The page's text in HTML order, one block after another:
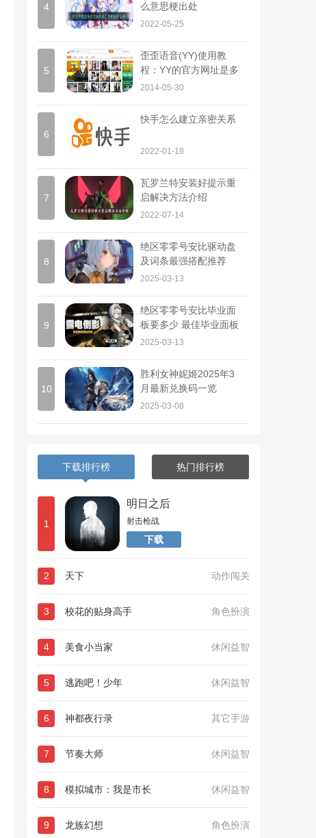
4
么意思梗出处
2022-05-25
5
歪歪语音(YY)使用教
程：YY的官方网址是多
少?
2014-05-30
6
快手怎么建立亲密关系
2022-01-18
7
瓦罗兰特安装好提示重
启解决方法介绍
2022-07-14
8
绝区零零号安比驱动盘
及词条最强搭配推荐
2025-03-13
9
绝区零零号安比毕业面
板要多少 最佳毕业面板
一览
2025-03-13
10
胜利女神妮姬2025年3
月最新兑换码一览
2025-03-08
下载排行榜 热门排行榜
1
明日之后
射击枪战
下载
2 天下 动作闯关
3 校花的贴身高手 角色扮演
4 美食小当家 休闲益智
5 逃跑吧！少年 休闲益智
6 神都夜行录 其它手游
7 节奏大师 休闲益智
8 模拟城市：我是市长 休闲益智
9 龙族幻想 角色扮演